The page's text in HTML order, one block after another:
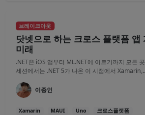
브레이크아웃
닷넷으로 하는 크로스 플랫폼 앱
미래
.NET은 iOS 앱부터 ML.NET에 이르기까지 모든
세션에서는 .NET 5가 나온 이 시점에서
이종인
Xamarin MAUI Uno 크로스플랫폼